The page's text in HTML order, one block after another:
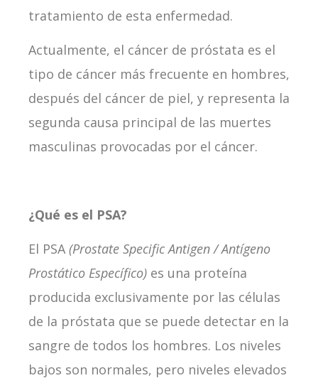
tratamiento de esta enfermedad.
Actualmente, el cáncer de próstata es el
tipo de cáncer más frecuente en hombres,
después del cáncer de piel, y representa la
segunda causa principal de las muertes
masculinas provocadas por el cáncer.
¿Qué es el PSA?
El PSA (Prostate Specific Antigen / Antígeno
Prostático Específico) es una proteína
producida exclusivamente por las células
de la próstata que se puede detectar en la
sangre de todos los hombres. Los niveles
bajos son normales, pero niveles elevados